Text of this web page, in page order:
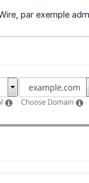
par exemple